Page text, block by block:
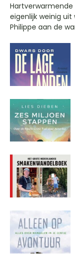
Hartverwarmende
eigenlijk weinig uit
Philippe aan de